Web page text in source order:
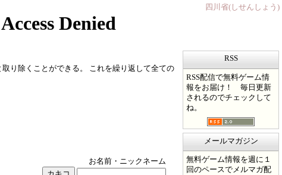
四川省(しせんしょう)
り除くことができる。 これを繰り返して全ての
お名前・ニックネーム
RSS
RSS配信で無料ゲーム情
報をお届け！ 毎日更新
されるのでチェックして
ね。
メールマガジン
無料ゲーム情報を週に１
回のペースでメルマガ配